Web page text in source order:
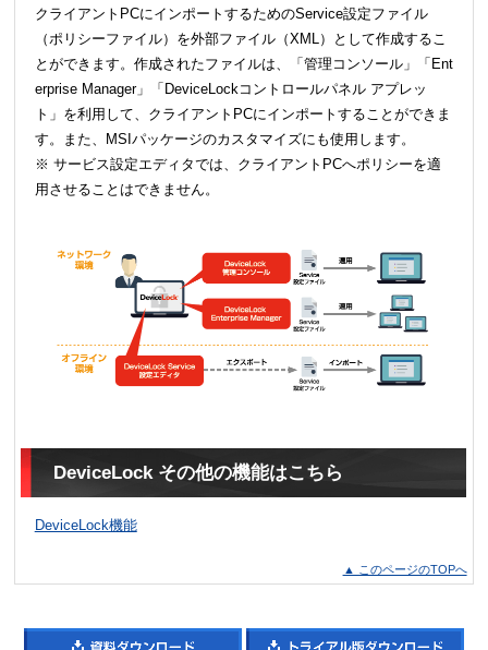
クライアントPCにインポートするためのService設定ファイル
（ポリシーファイル）を外部ファイル（XML）として作成するこ
とができます。作成されたファイルは、「管理コンソール」「Ent
erprise Manager」「DeviceLockコントロールパネル アプレッ
ト」を利用して、クライアントPCにインポートすることができま
す。また、MSIパッケージのカスタマイズにも使用します。
※ サービス設定エディタでは、クライアントPCへポリシーを適
用させることはできません。
DeviceLock その他の機能はこちら
DeviceLock機能
▲ このページのTOPへ